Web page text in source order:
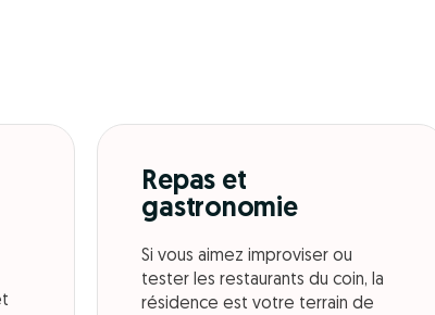
Repas et
gastronomie
Si vous aimez improviser ou
tester les restaurants du coin, la
résidence est votre terrain de